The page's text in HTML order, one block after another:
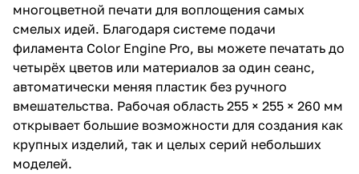
многоцветной печати для воплощения самых
смелых идей. Благодаря системе подачи
филамента Color Engine Pro, вы можете печатать до
четырёх цветов или материалов за один сеанс,
автоматически меняя пластик без ручного
вмешательства. Рабочая область 255 × 255 × 260 мм
открывает большие возможности для создания как
крупных изделий, так и целых серий небольших
моделей.